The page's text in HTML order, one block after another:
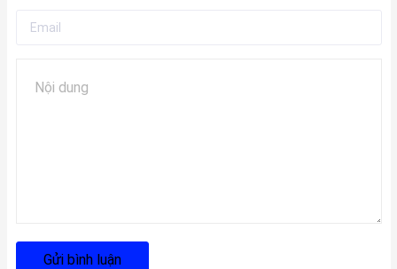
Gửi bình luận